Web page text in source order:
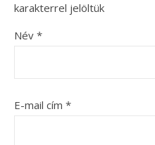
karakterrel jelöltük
Név *
E-mail cím *